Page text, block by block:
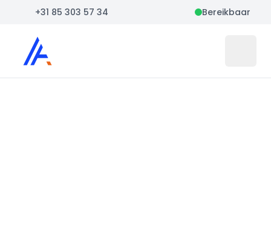
+31 85 303 57 34 Bereikbaar
Auto Atlas